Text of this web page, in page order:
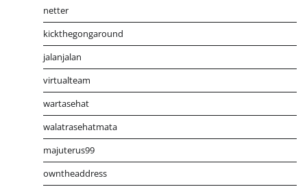
netter
kickthegongaround
jalanjalan
virtualteam
wartasehat
walatrasehatmata
majuterus99
owntheaddress